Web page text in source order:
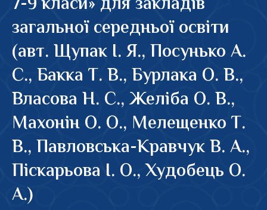
загальної середньої освіти
(авт. Щупак І. Я., Посунько А.
С., Бакка Т. В., Бурлака О. В.,
Власова Н. С., Желіба О. В.,
Махонін О. О., Мелещенко Т.
В., Павловська-Кравчук В. А.,
Піскарьова І. О., Худобець О.
А.)